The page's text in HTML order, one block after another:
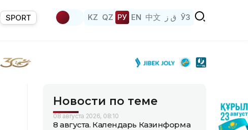
SPORT KZ QZ РУ EN 中文 ق ز ЎЗ
Новости по теме
08 августа 2026, 08:10
8 августа. Календарь Казинформа